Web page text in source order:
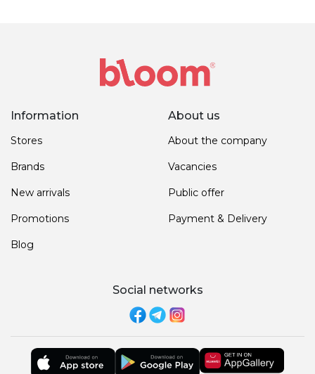
Information
Stores
Brands
New arrivals
Promotions
Blog
About us
About the company
Vacancies
Public offer
Payment & Delivery
Social networks